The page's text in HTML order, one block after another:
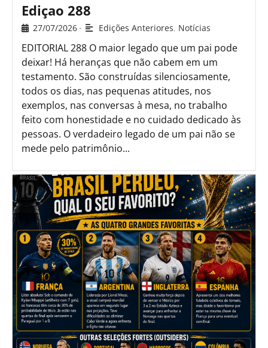
Ediçao 288
27/07/2026 • Edições Anteriores, Notícias
EDITORIAL 288 O maior legado que um pai pode
deixar! Há heranças que não cabem em um
testamento. São construídas silenciosamente,
todos os dias, nas pequenas atitudes, nos
exemplos, nas conversas à mesa, no trabalho
feito com honestidade e no cuidado dedicado às
pessoas. O verdadeiro legado de um pai não se
mede pelo patrimônio...